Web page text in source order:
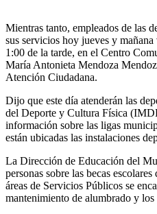
Mientras tanto, empleados de las
sus servicios hoy jueves y
1:00 de la tarde, en el Centro
María Antonieta Mendoza
Atención Ciudadana.
Dijo que este día atenderán las
del Deporte y Cultura Física
información sobre las ligas
están ubicadas las instalaciones
La Dirección de Educación del
personas sobre las becas
áreas de Servicios Públicos se
mantenimiento de alumbrado y los